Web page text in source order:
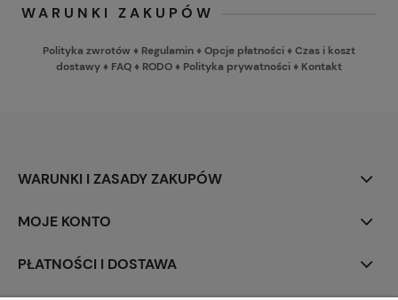
WARUNKI ZAKUPÓW
Polityka zwrotów ♦ Regulamin♦Opcje płatności♦Czas i koszt
dostawy♦ FAQ♦ RODO♦ Polityka prywatności♦ Kontakt
WARUNKI I ZASADY ZAKUPÓW
MOJE KONTO
PŁATNOŚCI I DOSTAWA